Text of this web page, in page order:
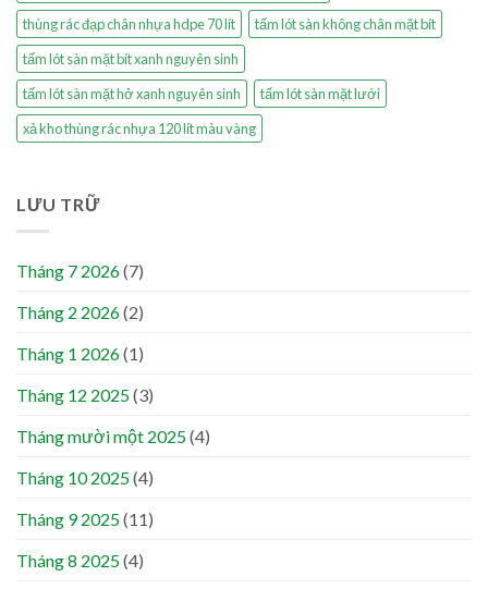
thùng rác đạp chân nhựa hdpe 70 lít
tấm lót sàn không chân mặt bít
tấm lót sàn mặt bít xanh nguyên sinh
tấm lót sàn mặt hở xanh nguyên sinh
tấm lót sàn mặt lưới
xả kho thùng rác nhựa 120 lít màu vàng
LƯU TRỮ
Tháng 7 2026(7)
Tháng 2 2026(2)
Tháng 1 2026(1)
Tháng 12 2025(3)
Tháng mười một 2025(4)
Tháng 10 2025(4)
Tháng 9 2025(11)
Tháng 8 2025(4)